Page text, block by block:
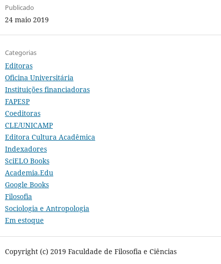
Publicado
24 maio 2019
Categorias
Editoras
Oficina Universitária
Instituições financiadoras
FAPESP
Coeditoras
CLE/UNICAMP
Editora Cultura Acadêmica
Indexadores
SciELO Books
Academia.Edu
Google Books
Filosofia
Sociologia e Antropologia
Em estoque
Copyright (c) 2019 Faculdade de Filosofia e Ciências